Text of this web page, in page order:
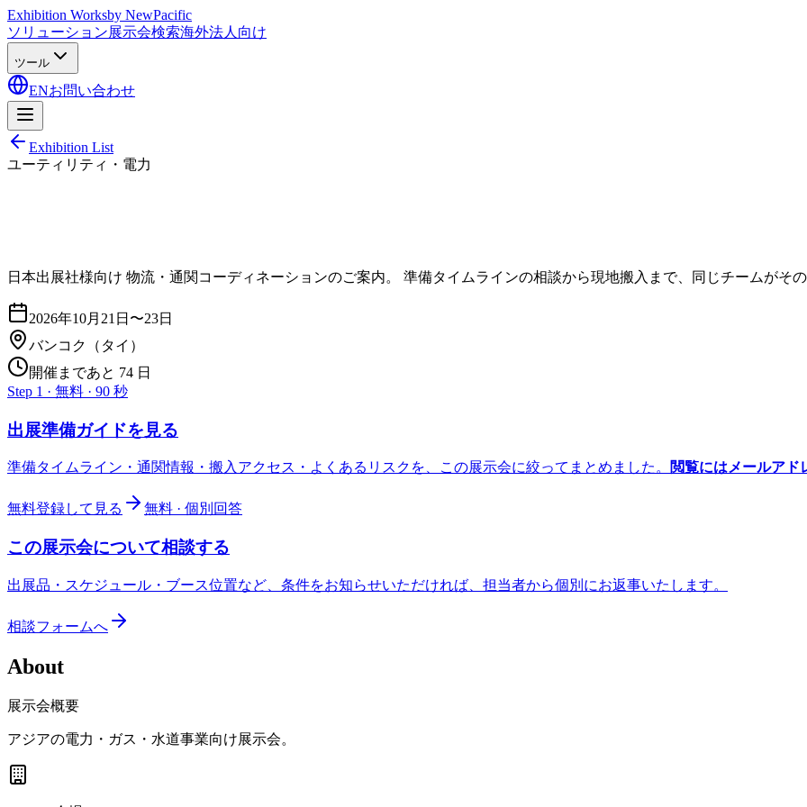
Exhibition Worksby NewPacific
ソリューション展示会検索海外法人向け
ツール
ENお問い合わせ
Exhibition List
ユーティリティ・電力
日本出展社様向け 物流・通関コーディネーションのご案内。 準備タイムラインの相談から現地搬入まで、同じチームがその
2026年10月21日〜23日
バンコク
（タイ）
開催まであと 74 日
Step 1 · 無料 · 90 秒
出展準備ガイドを見る
準備タイムライン・通関情報・搬入アクセス・よくあるリスクを、この展示会に絞ってまとめました。 閲覧にはメールアド
無料登録して見る 無料 · 個別回答
この展示会について相談する
出展品・スケジュール・ブース位置など、条件をお知らせいただければ、担当者から個別にお返事いたします。
相談フォームへ
About
展示会概要
アジアの電力・ガス・水道事業向け展示会。